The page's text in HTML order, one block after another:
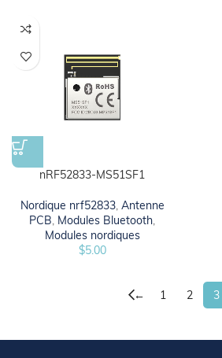
nRF52833-MS51SF1
Nordique nrf52833, Antenne
PCB, Modules Bluetooth,
Modules nordiques
$5.00
← 1 2 3